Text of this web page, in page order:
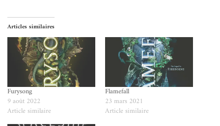
Articles similaires
Furysong
9 août 2022
Article similaire
Flamefall
23 mars 2021
Article similaire